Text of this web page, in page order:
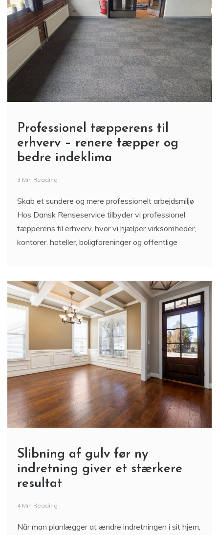
Professionel tæpperens til
erhverv – renere tæpper og
bedre indeklima
3 Min Reading
Skab et sundere og mere professionelt arbejdsmiljø
Hos Dansk Renseservice tilbyder vi professionel
tæpperens til erhverv, hvor vi hjælper virksomheder,
kontorer, hoteller, boligforeninger og offentlige
Slibning af gulv før ny
indretning giver et stærkere
resultat
4 Min Reading
Når man planlægger at ændre indretningen i sit hjem,